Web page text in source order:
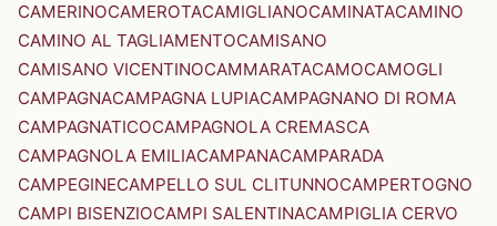
CAMERINOCAMEROTACAMIGLIANOCAMINATACAMINO
CAMINO AL TAGLIAMENTOCAMISANO
CAMISANO VICENTINOCAMMARATACAMOCAMOGLI
CAMPAGNACAMPAGNA LUPIACAMPAGNANO DI ROMA
CAMPAGNATICOCAMPAGNOLA CREMASCA
CAMPAGNOLA EMILIACAMPANACAMPARADA
CAMPEGINECAMPELLO SUL CLITUNNOCAMPERTOGNO
CAMPI BISENZIOCAMPI SALENTINACAMPIGLIA CERVO